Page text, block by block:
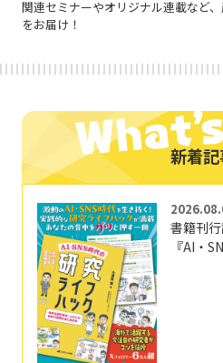
関連セミナーやオリジナル連載など
をお届け！
新着
書籍刊
『AI・